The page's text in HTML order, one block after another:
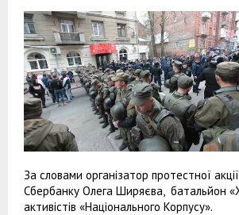
За словами організатор протестної
Сбербанку Олега Ширяєва, батальйон
активістів «Національного Корпусу».